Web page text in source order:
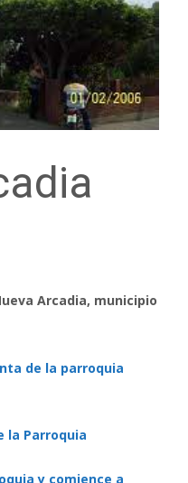
Arcadia, municipio
de la parroquia
la Parroquia
y comience a